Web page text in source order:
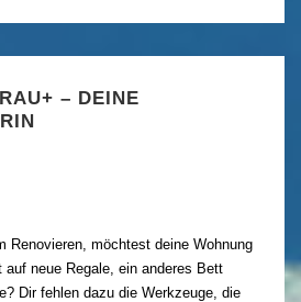
– DEINE
Renovieren, möchtest deine Wohnung
neue Regale, ein anderes Bett
Dir fehlen dazu die Werkzeuge, die